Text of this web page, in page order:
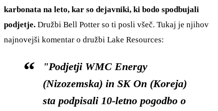
karbonata na leto, kar so dejavniki, ki bodo spodbujali
podjetje. Družbi Bell Potter so ti posli všeč. Tukaj je njihov
najnovejši komentar o družbi Lake Resources:
"Podjetji WMC Energy
(Nizozemska) in SK On (Koreja)
sta podpisali 10-letno pogodbo o